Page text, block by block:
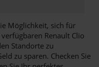
Möglichkeit, sich für
Renault Clio
Standorte zu
zu sparen. Checken Sie